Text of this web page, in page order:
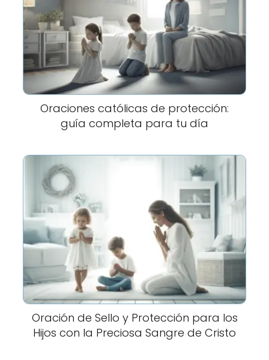
Oraciones católicas de protección:
guía completa para tu día
Oración de Sello y Protección para los
Hijos con la Preciosa Sangre de Cristo